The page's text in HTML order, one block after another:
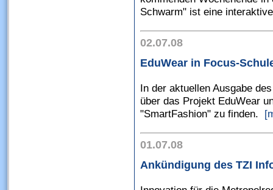
Schwarm" ist eine
02.07.08
EduWear in Focus-
In der aktuellen Ausgabe
über das Projekt EduWear
"SmartFashion" zu finden.
01.07.08
Ankündigung des TZI